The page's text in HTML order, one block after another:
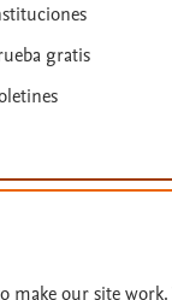
gratis
actualizada en:
make our site